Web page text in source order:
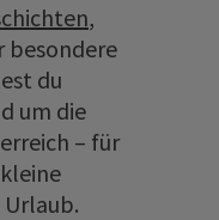
,
besondere
du
um die
– für